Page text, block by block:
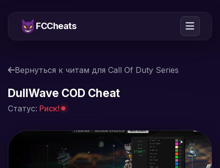
FCCheats
Вернуться к читам для Call Of Duty Series
DullWave COD Cheat
Статус: Риск!